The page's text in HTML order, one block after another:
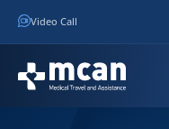
Video Call